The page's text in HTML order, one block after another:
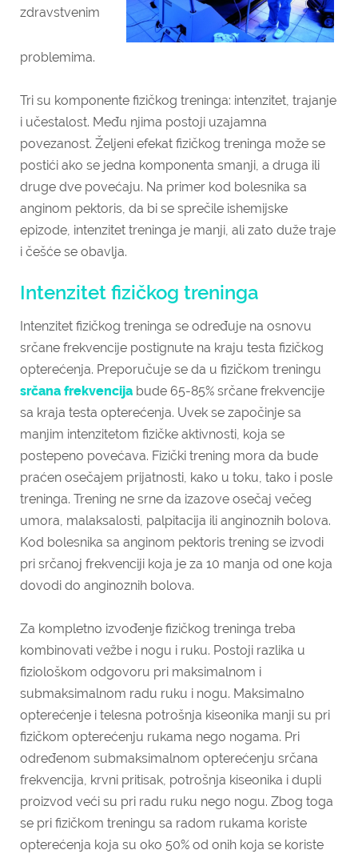
zdravstvenim
problemima.
Tri su komponente fizičkog treninga: intenzitet, trajanje
i učestalost. Među njima postoji uzajamna
povezanost. Željeni efekat fizičkog treninga može se
postići ako se jedna komponenta smanji, a druga ili
druge dve povećaju. Na primer kod bolesnika sa
anginom pektoris, da bi se sprečile ishemijske
epizode, intenzitet treninga je manji, ali zato duže traje
i češće se obavlja.
Intenzitet fizičkog treninga
Intenzitet fizičkog treninga se određuje na osnovu
srčane frekvencije postignute na kraju testa fizičkog
opterećenja. Preporučuje se da u fizičkom treningu
srčana frekvencija bude 65-85% srčane frekvencije
sa kraja testa opterećenja. Uvek se započinje sa
manjim intenzitetom fizičke aktivnosti, koja se
postepeno povećava. Fizički trening mora da bude
praćen osečajem prijatnosti, kako u toku, tako i posle
treninga. Trening ne srne da izazove osečaj večeg
umora, malaksalosti, palpitacija ili anginoznih bolova.
Kod bolesnika sa anginom pektoris trening se izvodi
pri srčanoj frekvenciji koja je za 10 manja od one koja
dovodi do anginoznih bolova.
Za kompletno izvođenje fizičkog treninga treba
kombinovati vežbe i nogu i ruku. Postoji razlika u
fiziološkom odgovoru pri maksimalnom i
submaksimalnom radu ruku i nogu. Maksimalno
opterećenje i telesna potrošnja kiseonika manji su pri
fizičkom opterećenju rukama nego nogama. Pri
određenom submaksimalnom opterećenju srčana
frekvencija, krvni pritisak, potrošnja kiseonika i dupli
proizvod veći su pri radu ruku nego nogu. Zbog toga
se pri fizičkom treningu sa radom rukama koriste
opterećenja koja su oko 50% od onih koja se koriste